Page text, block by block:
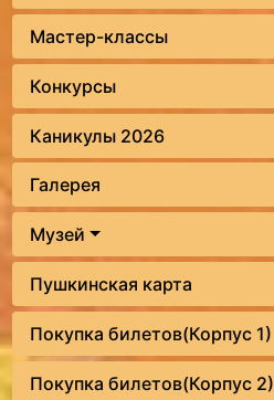
Мастер-классы
Конкурсы
Каникулы 2026
Галерея
Музей
Пушкинская карта
Покупка билетов(Корпус 1)
Покупка билетов(Корпус 2)